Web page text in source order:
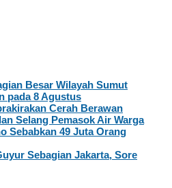
Besar Wilayah Sumut
pada 8 Agustus
Cerah Berawan
Selang Pemasok Air Warga
Sebabkan 49 Juta Orang
Sebagian Jakarta, Sore